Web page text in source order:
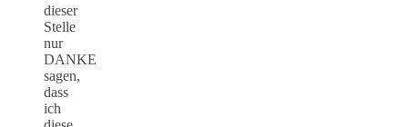
dieser
Stelle
nur
DANKE
sagen,
dass
ich